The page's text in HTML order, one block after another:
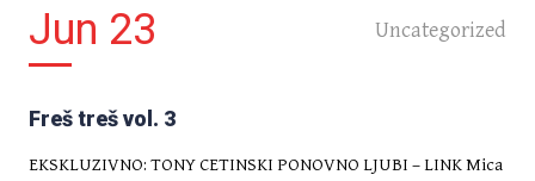
Jun 23 Uncategorized
Freš treš vol. 3
EKSKLUZIVNO: TONY CETINSKI PONOVNO LJUBI – LINK Mica